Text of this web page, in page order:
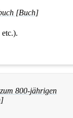
[Buch]
800-jährigen